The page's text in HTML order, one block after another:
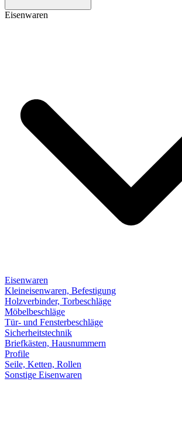
Eisenwaren
Eisenwaren
Kleineisenwaren, Befestigung
Holzverbinder, Torbeschläge
Möbelbeschläge
Tür- und Fensterbeschläge
Sicherheitstechnik
Briefkästen, Hausnummern
Profile
Seile, Ketten, Rollen
Sonstige Eisenwaren